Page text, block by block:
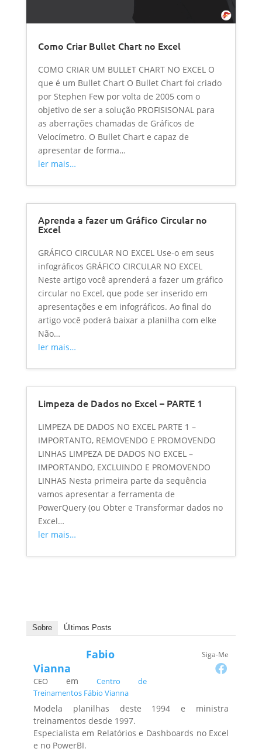
Como Criar Bullet Chart no Excel
COMO CRIAR UM BULLET CHART NO EXCEL O
que é um Bullet Chart O Bullet Chart foi criado
por Stephen Few por volta de 2005 com o
objetivo de ser a solução PROFISISONAL para
as aberrações chamadas de Gráficos de
Velocímetro. O Bullet Chart e capaz de
apresentar de forma…
ler mais…
Aprenda a fazer um Gráfico Circular no
Excel
GRÁFICO CIRCULAR NO EXCEL Use-o em seus
infográficos GRÁFICO CIRCULAR NO EXCEL
Neste artigo você aprenderá a fazer um gráfico
circular no Excel, que pode ser inserido em
apresentações e em infográficos. Ao final do
artigo você poderá baixar a planilha com elke
Não…
ler mais…
Limpeza de Dados no Excel – PARTE 1
LIMPEZA DE DADOS NO EXCEL PARTE 1 –
IMPORTANTO, REMOVENDO E PROMOVENDO
LINHAS LIMPEZA DE DADOS NO EXCEL –
IMPORTANDO, EXCLUINDO E PROMOVENDO
LINHAS Nesta primeira parte da sequência
vamos apresentar a ferramenta de
PowerQuery (ou Obter e Transformar dados no
Excel…
ler mais…
Sobre Últimos Posts
Siga-Me
Fabio
Vianna
CEOemCentro de
Treinamentos Fábio Vianna
Modela planilhas deste 1994 e ministra
treinamentos desde 1997.
Especialista em Relatórios e Dashboards no Excel
e no PowerBI.